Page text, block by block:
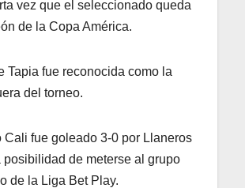
vez que el seleccionado queda
de la Copa América.
Tapia fue reconocida como la
del torneo.
Cali fue goleado 3-0 por Llaneros
posibilidad de meterse al grupo
de la Liga Bet Play.